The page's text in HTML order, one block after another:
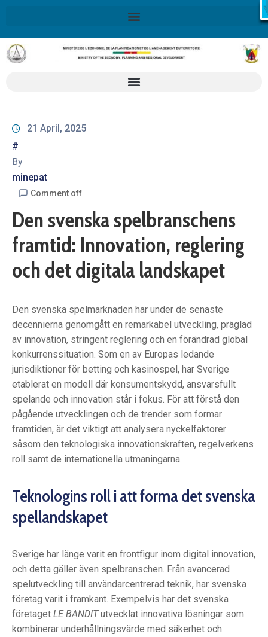
Retrouvez ici la Stratégie Nationale de Développement 2020-
SND30
En savoir plus
21 April, 2025
#
By
minepat
Comment off
Den svenska spelbranschens
framtid: Innovation, reglering
och det digitala landskapet
Den svenska spelmarknaden har under de senaste
decennierna genomgått en remarkabel utveckling, präglad
av innovation, stringent reglering och en förändrad global
konkurrenssituation. Som en av Europas ledande
jurisdiktioner för betting och kasinospel, har Sverige
etablerat en modell där konsumentskydd, ansvarsfullt
spelande och innovation står i fokus. För att förstå den
pågående utvecklingen och de trender som formar
framtiden, är det viktigt att analysera nyckelfaktorer
såsom den teknologiska innovationskraften, regelverkens
roll samt de internationella utmaningarna.
Teknologins roll i att forma det svenska
spellandskapet
Sverige har länge varit en frontfigur inom digital innovation,
och detta gäller även spelbranschen. Från avancerad
spelutveckling till användarcentrerad teknik, har svenska
företag varit i framkant. Exempelvis har det svenska
företaget LE BANDITutvecklat innovativa lösningar som
kombinerar underhållningsvärde med säkerhet och